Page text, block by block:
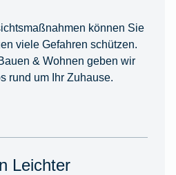
können Sie
viele Gefahren schützen.
& Wohnen geben wir
rund um Ihr Zuhause.
Leichter